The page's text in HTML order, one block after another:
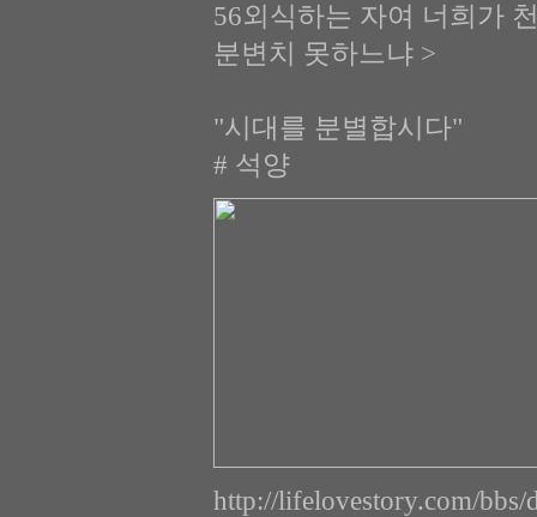
56외식하는 자여 너희가
분변치 못하느냐 >
"시대를 분별합시다"
# 석양
http://lifelovestory.com/